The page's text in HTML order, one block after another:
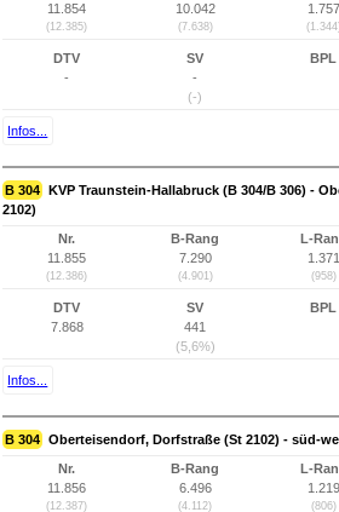
11.854
(12.385)
10.042
(7.638)
1.757
DTV
-
SV
-
(-)
BPL
Infos...
B 304 KVP Traunstein-Hallabruck (B 304/B 306) -
2102)
Nr.
11.855
(12.386)
B-Rang
7.290
(4.901)
L-
1.371
(958)
DTV
7.868
SV
441
(5,6%)
BPL
Infos...
B 304 Oberteisendorf, Dorfstraße (St 2102) - süd-
Nr.
11.856
(12.387)
B-Rang
6.496
(4.112)
L-
1.219
(806)